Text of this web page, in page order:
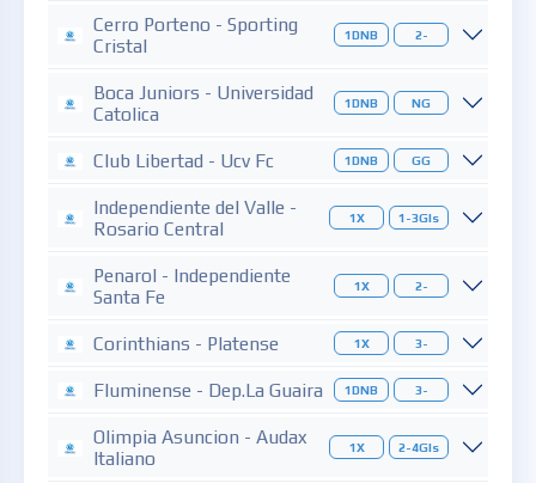
Cerro Porteno - Sporting
Cristal
1DNB 2-
Boca Juniors - Universidad
Catolica
1DNB NG
Club Libertad - Ucv Fc 1DNB GG
Independiente del Valle -
Rosario Central
1X 1-3Gls
Penarol - Independiente
Santa Fe
1X 2-
Corinthians - Platense 1X 3-
Fluminense - Dep.La Guaira 1DNB 3-
Olimpia Asuncion - Audax
Italiano
1X 2-4Gls